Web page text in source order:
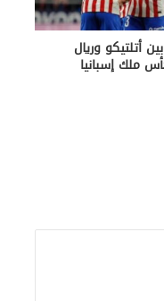
أتلتيكو وريال
ملك إسبانيا